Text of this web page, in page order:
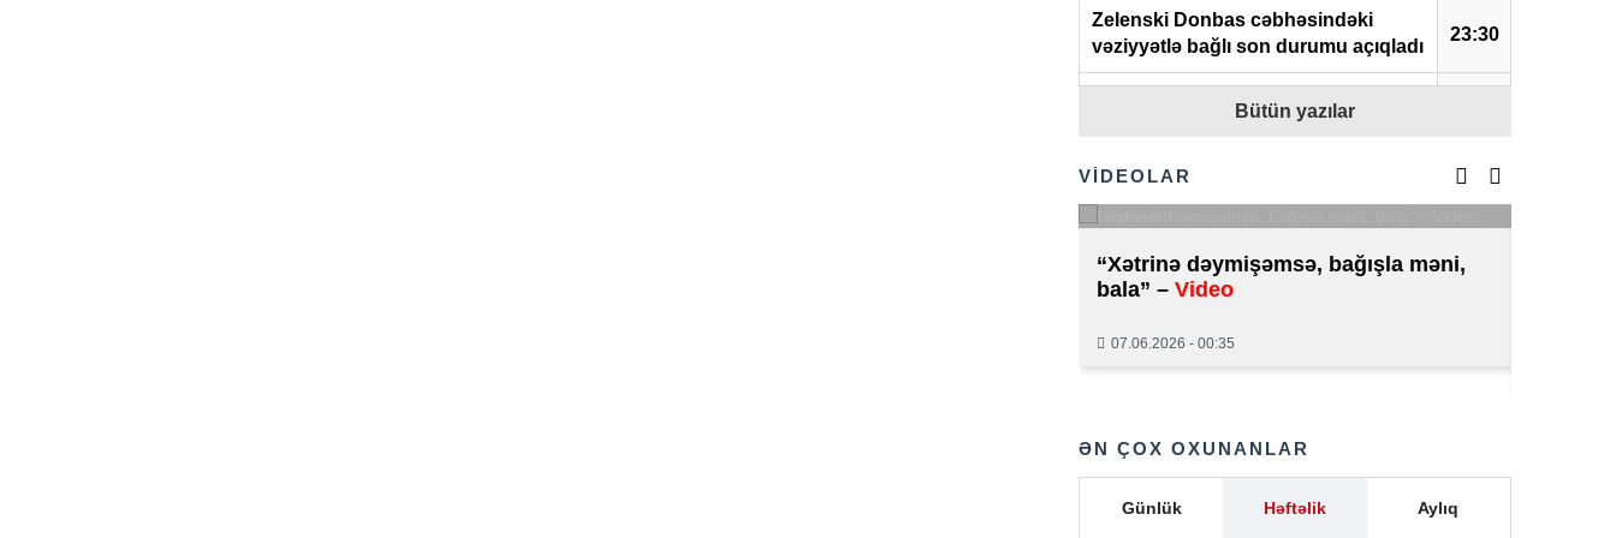
23:30
Zelenski Donbas cəbhəsindəki
vəziyyətlə bağlı son durumu açıqladı
çərçivəsində Qrenlandiyaya
21:51
Vəkil İlqar Həmidov həbs edildi
21:50
ABŞ Senatı Rusiyaya qarşı
sanksiyaların sərtləşdirilməsini
21:38
Serbiyaya səfər edib
Aİ-nin genişlənməsi sual altındadır –
Bütün yazılar
VİDEOLAR
“Xətrinə dəymişəmsə, bağışla məni,
bala” – Video
07.06.2026 - 00:35
ƏN ÇOX OXUNANLAR
Günlük Həftəlik Aylıq